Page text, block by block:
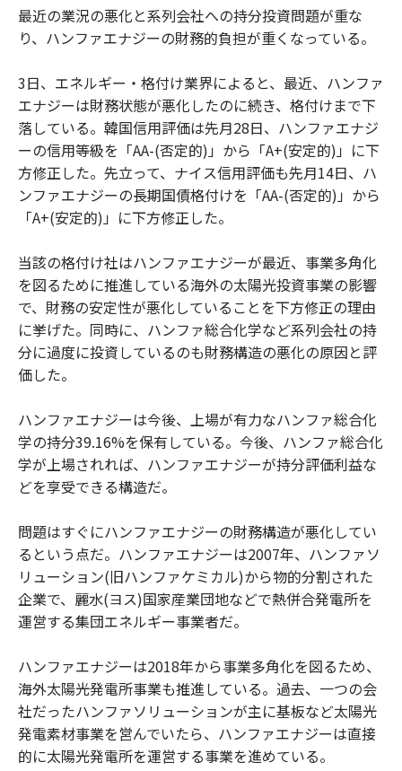
最近の業況の悪化と系列会社への持分投資問題が重な
り、ハンファエナジーの財務的負担が重くなっている。
3日、エネルギー・格付け業界によると、最近、ハンファ
エナジーは財務状態が悪化したのに続き、格付けまで下
落している。韓国信用評価は先月28日、ハンファエナジ
ーの信用等級を「AA-(否定的)」から「A+(安定的)」に下
方修正した。先立って、ナイス信用評価も先月14日、ハ
ンファエナジーの長期国債格付けを「AA-(否定的)」から
「A+(安定的)」に下方修正した。
当該の格付け社はハンファエナジーが最近、事業多角化
を図るために推進している海外の太陽光投資事業の影響
で、財務の安定性が悪化していることを下方修正の理由
に挙げた。同時に、ハンファ総合化学など系列会社の持
分に過度に投資しているのも財務構造の悪化の原因と評
価した。
ハンファエナジーは今後、上場が有力なハンファ総合化
学の持分39.16%を保有している。今後、ハンファ総合化
学が上場されれば、ハンファエナジーが持分評価利益な
どを享受できる構造だ。
問題はすぐにハンファエナジーの財務構造が悪化してい
るという点だ。ハンファエナジーは2007年、ハンファソ
リューション(旧ハンファケミカル)から物的分割された
企業で、麗水(ヨス)国家産業団地などで熱併合発電所を
運営する集団エネルギー事業者だ。
ハンファエナジーは2018年から事業多角化を図るため、
海外太陽光発電所事業も推進している。過去、一つの会
社だったハンファソリューションが主に基板など太陽光
発電素材事業を営んでいたら、ハンファエナジーは直接
的に太陽光発電所を運営する事業を進めている。